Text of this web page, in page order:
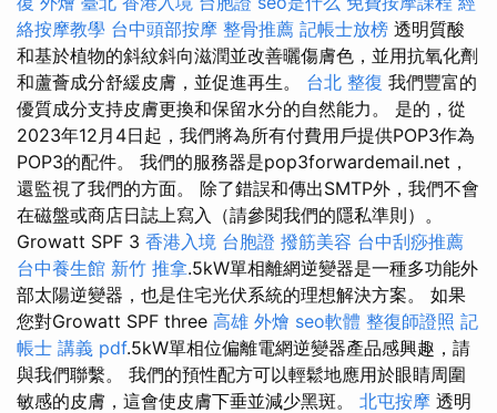
絡按摩教學 台中頭部按摩 整骨推薦 記帳士放榜 透明質酸
和基於植物的斜紋斜向滋潤並改善曬傷膚色，並用抗氧化劑
和蘆薈成分舒緩皮膚，並促進再生。 台北 整復 我們豐富的
優質成分支持皮膚更換和保留水分的自然能力。 是的，從
2023年12月4日起，我們將為所有付費用戶提供POP3作為
POP3的配件。 我們的服務器是pop3forwardemail.net，
還監視了我們的方面。 除了錯誤和傳出SMTP外，我們不會
在磁盤或商店日誌上寫入（請參閱我們的隱私準則）。
Growatt SPF 3 香港入境 台胞證 撥筋美容 台中刮痧推薦
台中養生館 新竹 推拿.5kW單相離網逆變器是一種多功能外
部太陽逆變器，也是住宅光伏系統的理想解決方案。 如果
您對Growatt SPF three 高雄 外燴 seo軟體 整復師證照 記
帳士 講義 pdf.5kW單相位偏離電網逆變器產品感興趣，請
與我們聯繫。 我們的預性配方可以輕鬆地應用於眼睛周圍
敏感的皮膚，這會使皮膚下垂並減少黑斑。 北屯按摩 透明